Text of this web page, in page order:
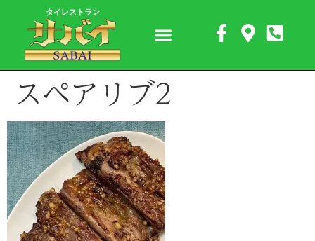
タイレストラン
スペアリブ2